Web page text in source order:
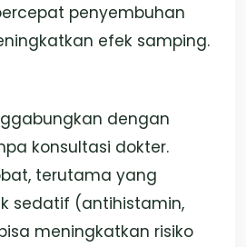
penyembuhan
efek samping.
dengan
konsultasi dokter.
terutama yang
sedatif (antihistamin,
meningkatkan risiko